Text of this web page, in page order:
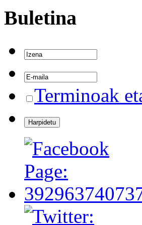
Buletina
Terminoak